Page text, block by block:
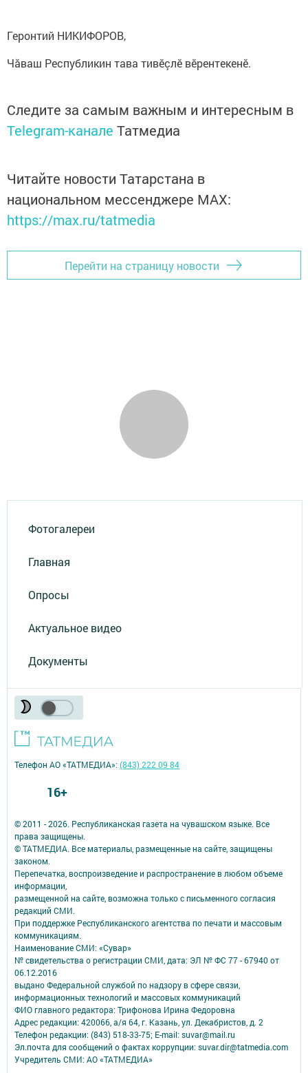
Геронтий НИКИФОРОВ,
Чăваш Республикин тава тивӗçлӗ вӗрентекенӗ.
Следите за самым важным и интересным в
Telegram-канале Татмедиа
Читайте новости Татарстана в
национальном мессенджере MАХ:
https://max.ru/tatmedia
Перейти на страницу новости
Фотогалереи
Главная
Опросы
Актуальное видео
Документы
© 2011 - 2026. Республиканская газета на чувашском языке. Все
права защищены.
© ТАТМЕДИА. Все материалы, размещенные на сайте, защищены
законом.
Перепечатка, воспроизведение и распространение в любом объеме
информации,
размещенной на сайте, возможна только с письменного согласия
редакций СМИ.
При поддержке Республиканского агентства по печати и массовым
коммуникациям.
Наименование СМИ: «Сувар»
№ свидетельства о регистрации СМИ, дата: ЭЛ № ФС 77 - 67940 от
06.12.2016
выдано Федеральной службой по надзору в сфере связи,
информационных технологий и массовых коммуникаций
ФИО главного редактора: Трифонова Ирина Федоровна
Адрес редакции: 420066, а/я 64, г. Казань, ул. Декабристов, д. 2
Телефон редакции: (843) 518-33-75; E-mail: suvar@mail.ru
Эл.почта для сообщений о фактах коррупции: suvar.dir@tatmedia.com
Учредитель СМИ: АО «ТАТМЕДИА»
Телефон АО «ТАТМЕДИА»:(843) 222 09 84
16+